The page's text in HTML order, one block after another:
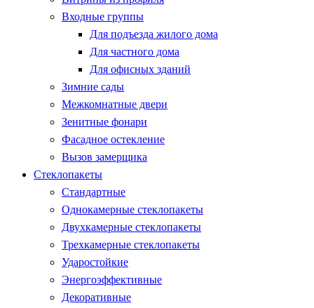
Входные группы
Для подъезда жилого дома
Для частного дома
Для офисных зданий
Зимние сады
Межкомнатные двери
Зенитные фонари
Фасадное остекление
Вызов замерщика
Стеклопакеты
Стандартные
Однокамерные стеклопакеты
Двухкамерные стеклопакеты
Трехкамерные стеклопакеты
Ударостойкие
Энергоэффективные
Декоративные